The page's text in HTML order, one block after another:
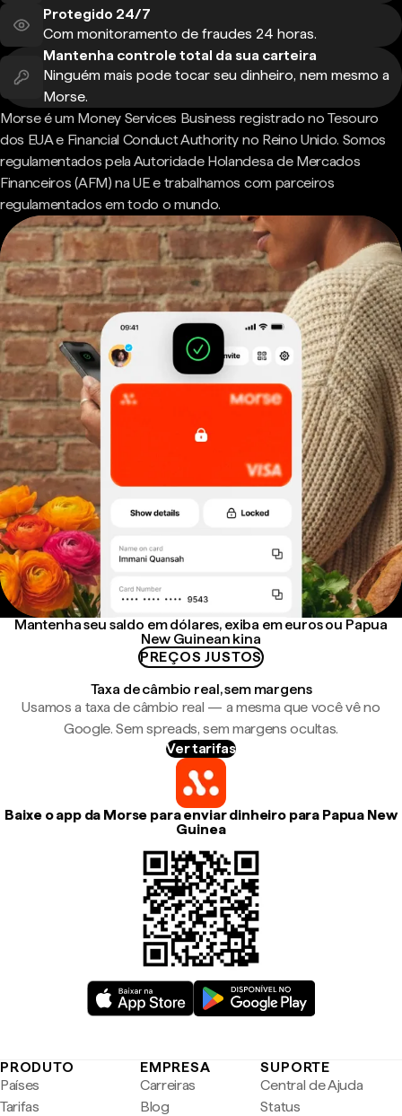
Protegido 24/7
Com monitoramento de fraudes 24 horas.
Mantenha controle total da sua carteira
Ninguém mais pode tocar seu dinheiro, nem mesmo a
Morse.
Morse é um Money Services Business registrado no Tesouro
dos EUA e Financial Conduct Authority no Reino Unido. Somos
regulamentados pela Autoridade Holandesa de Mercados
Financeiros (AFM) na UE e trabalhamos com parceiros
regulamentados em todo o mundo.
Mantenha seu saldo em dólares, exiba em euros ou Papua
New Guinean kina
PREÇOS JUSTOS
Taxa de câmbio real, sem margens
Usamos a taxa de câmbio real — a mesma que você vê no
Google. Sem spreads, sem margens ocultas.
Ver tarifas
Baixe o app da Morse para enviar dinheiro para Papua New
Guinea
PRODUTO
Países
Tarifas
EMPRESA
Carreiras
Blog
SUPORTE
Central de Ajuda
Status